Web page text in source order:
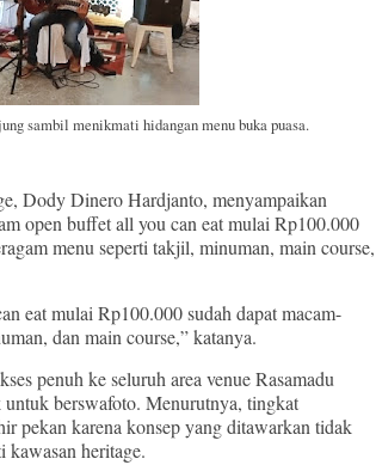
sambil menikmati hidangan menu buka puasa.
Dody Dinero Hardjanto, menyampaikan
open buffet all you can eat mulai Rp100.000
menu seperti takjil, minuman, main course,
eat mulai Rp100.000 sudah dapat macam-
dan main course,” katanya.
penuh ke seluruh area venue Rasamadu
berswafoto. Menurutnya, tingkat
pekan karena konsep yang ditawarkan tidak
kawasan heritage.